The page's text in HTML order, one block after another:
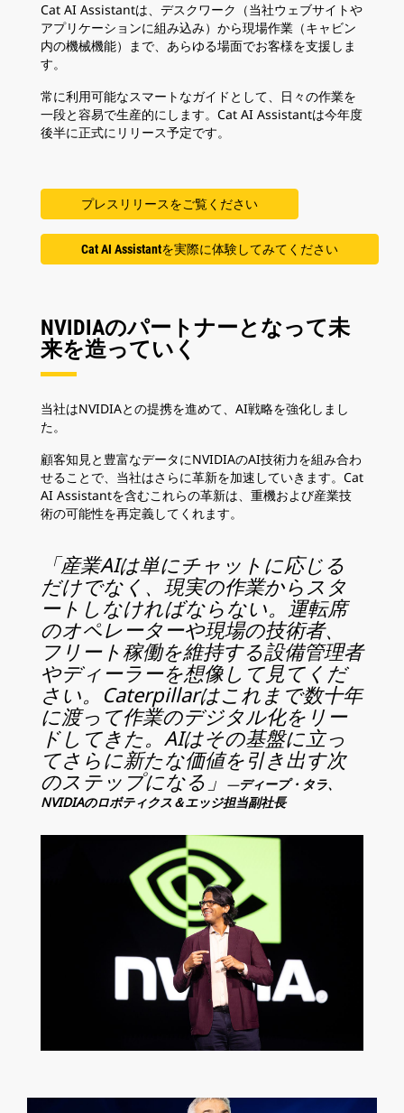
Cat AI Assistantは、デスクワーク（当社ウェブサイトや
アプリケーションに組み込み）から現場作業（キャビン
内の機械機能）まで、あらゆる場面でお客様を支援しま
す。
常に利用可能なスマートなガイドとして、日々の作業を
一段と容易で生産的にします。Cat AI Assistantは今年度
後半に正式にリリース予定です。
プレスリリースをご覧ください
Cat AI Assistantを実際に体験してみてください
NVIDIAのパートナーとなって未
来を造っていく
当社はNVIDIAとの提携を進めて、AI戦略を強化しまし
た。
顧客知見と豊富なデータにNVIDIAのAI技術力を組み合わ
せることで、当社はさらに革新を加速していきます。Cat
AI Assistantを含むこれらの革新は、重機および産業技
術の可能性を再定義してくれます。
「産業AIは単にチャットに応じる
だけでなく、現実の作業からスタ
ートしなければならない。運転席
のオペレーターや現場の技術者、
フリート稼働を維持する設備管理者
やディーラーを想像して見てくだ
さい。Caterpillarはこれまで数十年
に渡って作業のデジタル化をリー
ドしてきた。AIはその基盤に立っ
てさらに新たな価値を引き出す次
のステップになる」
—ディープ・タラ、
NVIDIAのロボティクス＆エッジ担当副社長